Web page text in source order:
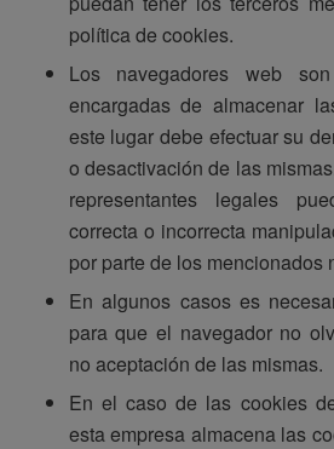
política de cookies.
Los navegadores web
encargadas de almacenar
este lugar debe efectuar su
o desactivación de las
representantes legales
correcta o incorrecta
por parte de los mencionados
En algunos casos es
para que el navegador no
no aceptación de las mismas.
En el caso de las cookies
esta empresa almacena las